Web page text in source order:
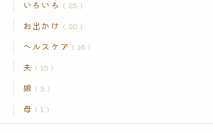
いろいろ 25
お出かけ 20
ヘルスケア 16
夫 15
娘 5
母 1